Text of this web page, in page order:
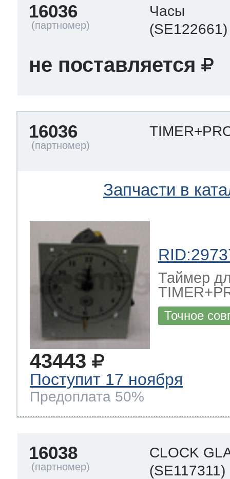
16036
Часы
(SE122661)
не поставляется
16036
Запчасти в
Таймер
Точное
43443
Поступит 17 ноября
Предоплата 50%
16038
CLOCK
(SE117311)